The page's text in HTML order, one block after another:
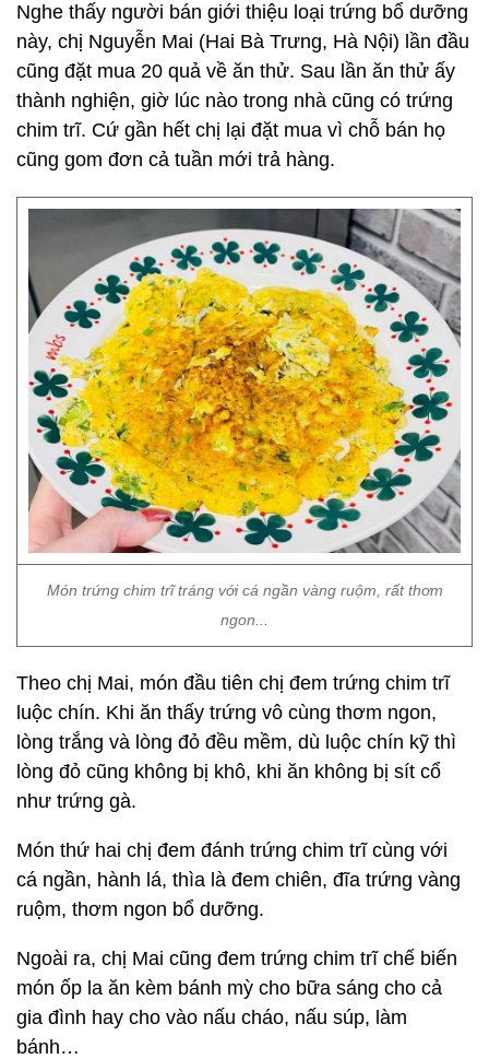
Nghe thấy người bán giới thiệu loại trứng bổ dưỡng
này, chị Nguyễn Mai (Hai Bà Trưng, Hà Nội) lần đầu
cũng đặt mua 20 quả về ăn thử. Sau lần ăn thử ấy
thành nghiện, giờ lúc nào trong nhà cũng có trứng
chim trĩ. Cứ gần hết chị lại đặt mua vì chỗ bán họ
cũng gom đơn cả tuần mới trả hàng.
Món trứng chim trĩ tráng với cá ngần vàng ruộm, rất thơm
ngon...
Theo chị Mai, món đầu tiên chị đem trứng chim trĩ
luộc chín. Khi ăn thấy trứng vô cùng thơm ngon,
lòng trắng và lòng đỏ đều mềm, dù luộc chín kỹ thì
lòng đỏ cũng không bị khô, khi ăn không bị sít cổ
như trứng gà.
Món thứ hai chị đem đánh trứng chim trĩ cùng với
cá ngần, hành lá, thìa là đem chiên, đĩa trứng vàng
ruộm, thơm ngon bổ dưỡng.
Ngoài ra, chị Mai cũng đem trứng chim trĩ chế biến
món ốp la ăn kèm bánh mỳ cho bữa sáng cho cả
gia đình hay cho vào nấu cháo, nấu súp, làm
bánh…